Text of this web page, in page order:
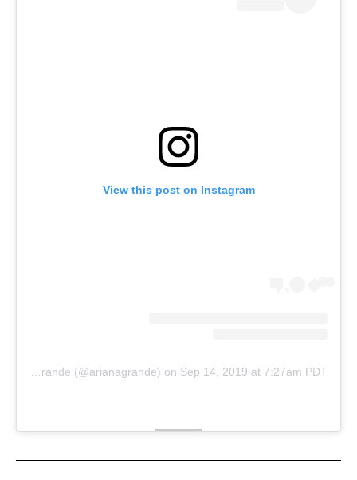
View this post on Instagram
on Sep 14, 2019 at 7:27am PDT